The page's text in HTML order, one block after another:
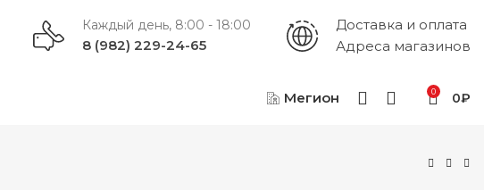
Каждый день, 8:00 - 18:00
8 (982) 229-24-65
Доставка и оплата
Адреса магазинов
Мегион 0 0₽